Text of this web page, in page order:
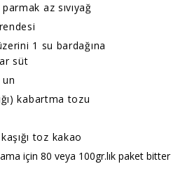
az sıvıyağ
1 su bardağına
süt
un
kabartma tozu
toz kakao
için 80 veya 100gr.lık paket bitter